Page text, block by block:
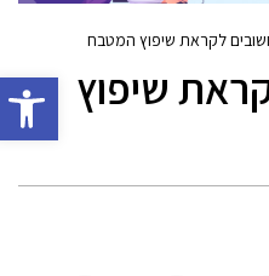
פתח
לקראת שיפוץ המטבח
שיפוץ